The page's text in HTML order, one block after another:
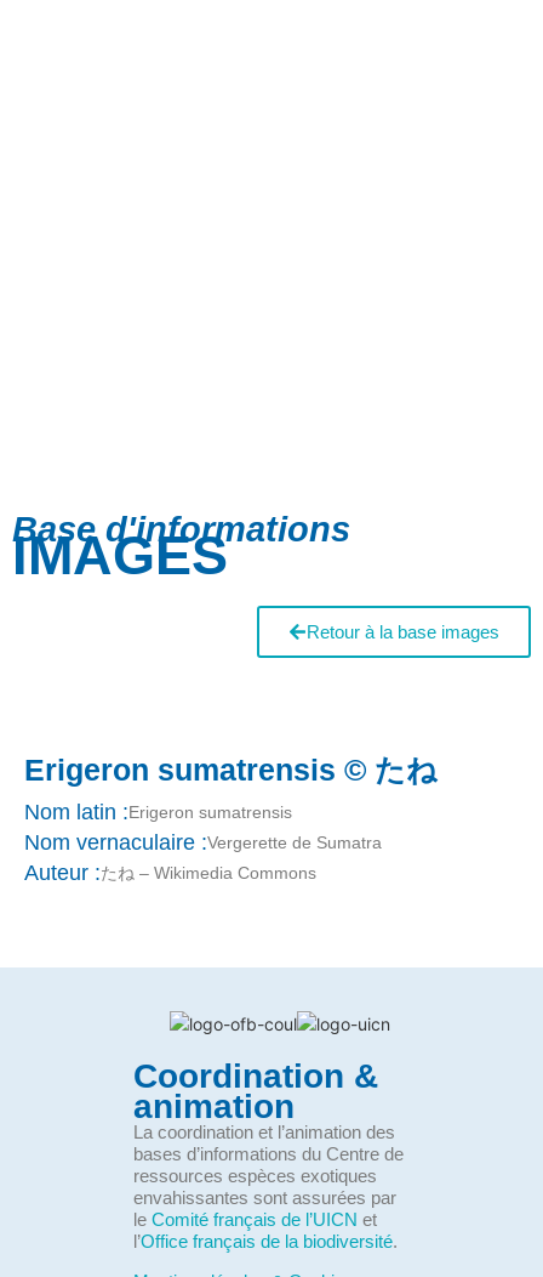
Base d'informations
IMAGES
Retour à la base images
Erigeron sumatrensis © たね
Nom latin :Erigeron sumatrensis
Nom vernaculaire :Vergerette de Sumatra
Auteur :たね – Wikimedia Commons
Coordination &
animation
La coordination et l’animation des
bases d’informations du Centre de
ressources espèces exotiques
envahissantes sont assurées par
le Comité français de l’UICN et
l’Office français de la biodiversité.